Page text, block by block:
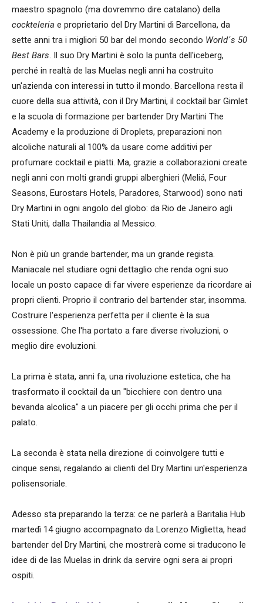
maestro spagnolo (ma dovremmo dire catalano) della
cockteleria e proprietario del Dry Martini di Barcellona, da
sette anni tra i migliori 50 bar del mondo secondo World´s 50
Best Bars. Il suo Dry Martini è solo la punta dell'iceberg,
perché in realtà de las Muelas negli anni ha costruito
un'azienda con interessi in tutto il mondo. Barcellona resta il
cuore della sua attività, con il Dry Martini, il cocktail bar Gimlet
e la scuola di formazione per bartender Dry Martini The
Academy e la produzione di Droplets, preparazioni non
alcoliche naturali al 100% da usare come additivi per
profumare cocktail e piatti. Ma, grazie a collaborazioni create
negli anni con molti grandi gruppi alberghieri (Meliá, Four
Seasons, Eurostars Hotels, Paradores, Starwood) sono nati
Dry Martini in ogni angolo del globo: da Rio de Janeiro agli
Stati Uniti, dalla Thailandia al Messico.
Non è più un grande bartender, ma un grande regista.
Maniacale nel studiare ogni dettaglio che renda ogni suo
locale un posto capace di far vivere esperienze da ricordare ai
propri clienti. Proprio il contrario del bartender star, insomma.
Costruire l'esperienza perfetta per il cliente è la sua
ossessione. Che l'ha portato a fare diverse rivoluzioni, o
meglio dire evoluzioni.
La prima è stata, anni fa, una rivoluzione estetica, che ha
trasformato il cocktail da un "bicchiere con dentro una
bevanda alcolica" a un piacere per gli occhi prima che per il
palato.
La seconda è stata nella direzione di coinvolgere tutti e
cinque sensi, regalando ai clienti del Dry Martini un'esperienza
polisensoriale.
Adesso sta preparando la terza: ce ne parlerà a Baritalia Hub
martedì 14 giugno accompagnato da Lorenzo Miglietta, head
bartender del Dry Martini, che mostrerà come si traducono le
idee di de las Muelas in drink da servire ogni sera ai propri
ospiti.